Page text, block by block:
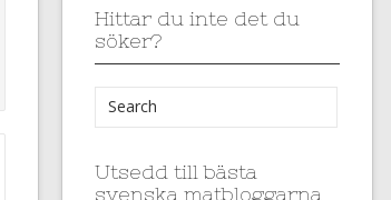
Hittar du inte det du
söker?
Utsedd till bästa
svenska matbloggarna